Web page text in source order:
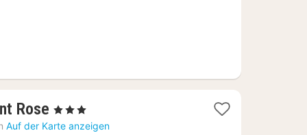
Rose 1
Nacht
, 3 Sterne
Auf der Karte anzeigen